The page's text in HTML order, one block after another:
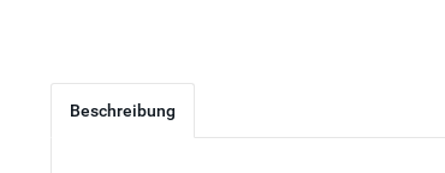
Beschreibung